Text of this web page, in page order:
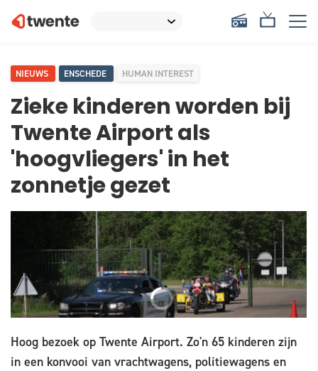
NIEUWS ENSCHEDE HUMAN INTEREST
Zieke kinderen worden bij
Twente Airport als
'hoogvliegers' in het
zonnetje gezet
Hoog bezoek op Twente Airport. Zo'n 65 kinderen zijn
in een konvooi van vrachtwagens, politiewagens en